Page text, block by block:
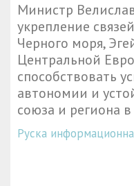
Министр
укрепление
Черного моря,
Центральной
способствовать
автономии и
союза и региона
Руска